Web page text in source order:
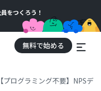
をつくろう！
無料で始める
【プログラミング不要】NPSデ